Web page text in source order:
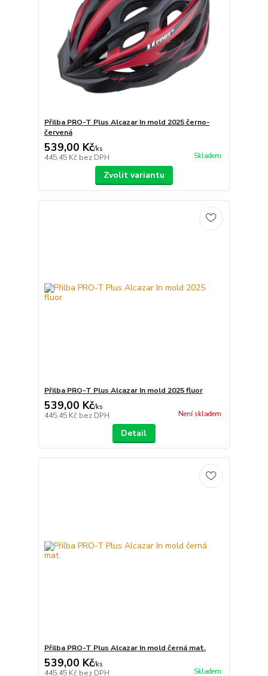
Přilba PRO-T Plus Alcazar In mold 2025 černo-
červená
539,00 Kč/ks
445,45 Kč bez DPH Skladem
Zvolit variantu
Přilba PRO-T Plus Alcazar In mold 2025 fluor
539,00 Kč/ks
445,45 Kč bez DPH Není skladem
Detail
Přilba PRO-T Plus Alcazar In mold černá mat.
539,00 Kč/ks
445,45 Kč bez DPH Skladem